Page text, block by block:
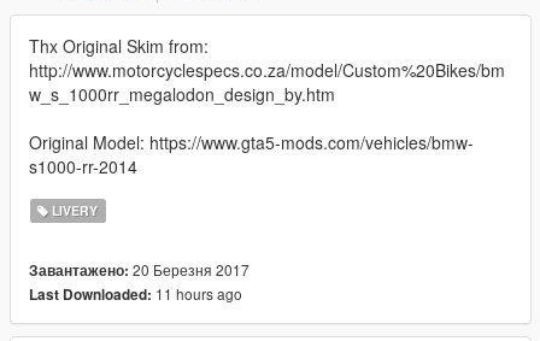
Thx Original Skim from:
http://www.motorcyclespecs.co.za/model/Custom%20Bikes/bm
w_s_1000rr_megalodon_design_by.htm
Original Model: https://www.gta5-mods.com/vehicles/bmw-
s1000-rr-2014
LIVERY
Завантажено: 20 Березня 2017
Last Downloaded: 11 hours ago